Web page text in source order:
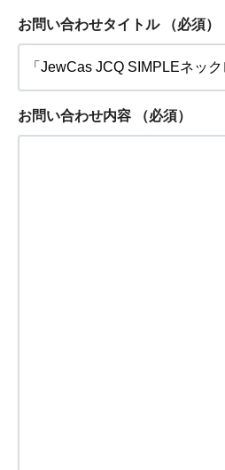
お問い合わせタイトル （必須）
お問い合わせ内容 （必須）